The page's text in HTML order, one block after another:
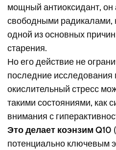
мощный антиоксидант, он
свободными радикалами,
одной из основных
старения.
Но его действие не
последние исследования
окислительный стресс
такими состояниями, как
внимания с
Это делает коэнзим Q10
потенциально ключевым